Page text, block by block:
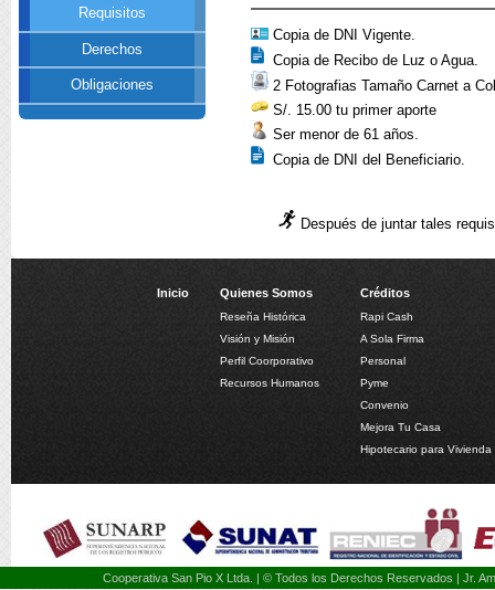
Requisitos
Derechos
Obligaciones
Copia de DNI Vigente.
Copia de Recibo de Luz o Agua.
2 Fotografias Tamaño Carnet a
S/. 15.00 tu primer aporte
Ser menor de 61 años.
Copia de DNI del Beneficiario.
Después de juntar tales
Inicio Quienes Somos Créditos
Reseña Histórica
Visión y Misión
Perfil Coorporativo
Recursos Humanos
Rapi Cash
A Sola Firma
Personal
Pyme
Convenio
Mejora Tu Casa
Hipotecario para Vivienda
Cooperativa San Pio X Ltda. | © Todos los Derechos Reservados | Jr.